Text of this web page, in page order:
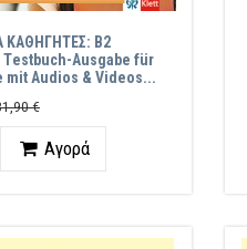
ΚΑΘΗΓΗΤΕΣ: B2
Τestbuch-Ausgabe für
mit Audios & Videos...
€
ΠοσότηταΑγορά